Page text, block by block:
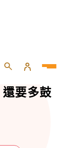
，專家
要多鼓